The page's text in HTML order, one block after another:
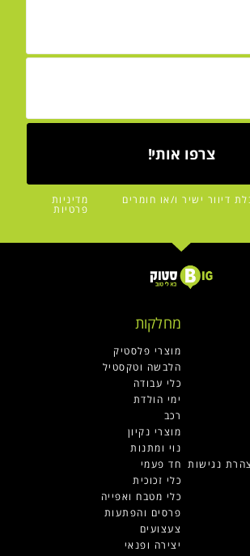
צרפו אותי!
דיוור ישיר ו/או חומרים מדיניות
פרטיות
נגישות
מחלקות
מוצרי פלסטיק
הלבשה וטקסטיל
כלי עבודה
ימי הולדת
רכב
מוצרי נקיון
נוי ומתנות
חד פעמי
כלי זכוכית
כלי מטבח ואפייה
פרסים והפתעות
צעצועים
יצירה ופנאי